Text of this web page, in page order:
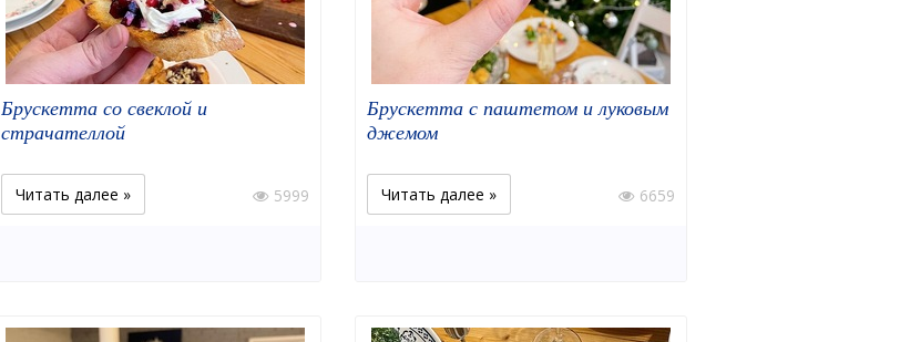
Брускетта со свеклой и
страчателлой
Читать далее » 5999
Брускетта с паштетом и луковым
джемом
Читать далее » 6659